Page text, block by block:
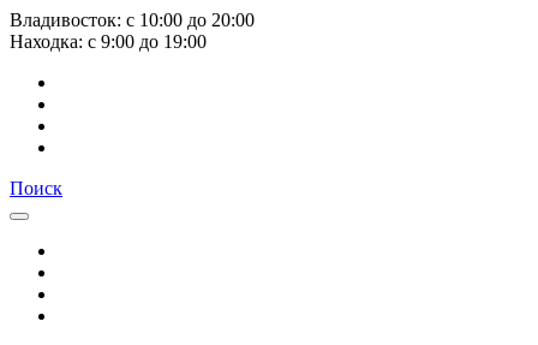
Владивосток: с 10:00 до 20:00
Находка: с 9:00 до 19:00
Поиск